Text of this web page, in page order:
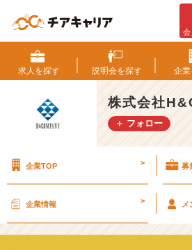
役
フ
ル
リ
モ
社
る！
リ
求人を探す 説明会を探す 企業
株式会社
＋ フォロー
企業TOP > 募
企業情報 > メ